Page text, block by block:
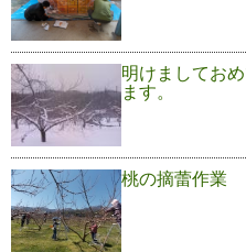
明けましてお
ます。
桃の摘蕾作業